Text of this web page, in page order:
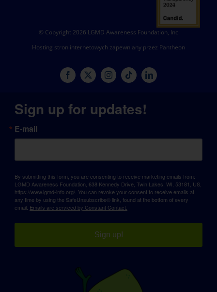
© Copyright 2026 LGMD Awareness Foundation, Inc
Hosting stron internetowych zapewniany przez Pantheon
Sign up for updates!
E-mail
By submitting this form, you are consenting to receive marketing emails from:
LGMD Awareness Foundation, 638 Kennedy Drive, Twin Lakes, WI, 53181, US,
https://www.lgmd-info.org/. You can revoke your consent to receive emails at
any time by using the SafeUnsubscribe® link, found at the bottom of every
email. Emails are serviced by Constant Contact.
Sign up!